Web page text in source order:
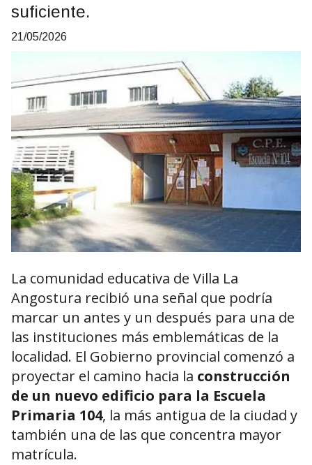
suficiente.
21/05/2026
La comunidad educativa de Villa La
Angostura recibió una señal que podría
marcar un antes y un después para una de
las instituciones más emblemáticas de la
localidad. El Gobierno provincial comenzó a
proyectar el camino hacia la construcción
de un nuevo edificio para la Escuela
Primaria 104, la más antigua de la ciudad y
también una de las que concentra mayor
matrícula.